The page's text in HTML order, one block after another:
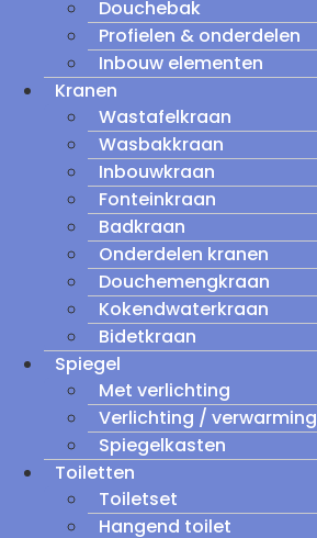
Douchebak
Profielen & onderdelen
Inbouw elementen
Kranen
Wastafelkraan
Wasbakkraan
Inbouwkraan
Fonteinkraan
Badkraan
Onderdelen kranen
Douchemengkraan
Kokendwaterkraan
Bidetkraan
Spiegel
Met verlichting
Verlichting / verwarming
Spiegelkasten
Toiletten
Toiletset
Hangend toilet